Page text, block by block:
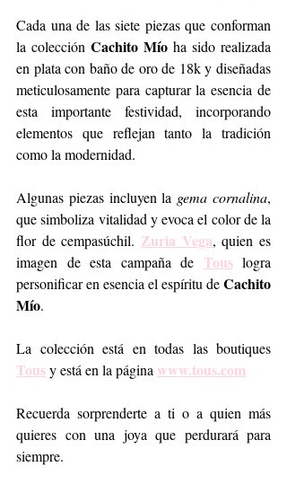
Cada una de las siete piezas que conforman
la colección Cachito Mío ha sido realizada
en plata con baño de oro de 18k y diseñadas
meticulosamente para capturar la esencia de
esta importante festividad, incorporando
elementos que reflejan tanto la tradición
como la modernidad.
Algunas piezas incluyen la gema cornalina,
que simboliza vitalidad y evoca el color de la
flor de cempasúchil. Zuria Vega, quien es
imagen de esta campaña de Tous logra
personificar en esencia el espíritu de Cachito
Mío.
Tous y está en la página www.tous.com
Recuerda sorprenderte a ti o a quien más
quieres con una joya que perdurará para
siempre.